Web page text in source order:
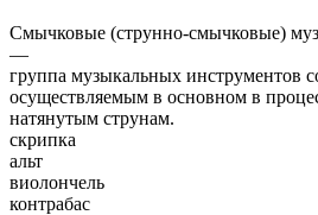
Смычковые (струнно-смычковые)
—
группа музыкальных инструментов
осуществляемым в основном в
натянутым струнам.
скрипка
альт
виолончель
контрабас